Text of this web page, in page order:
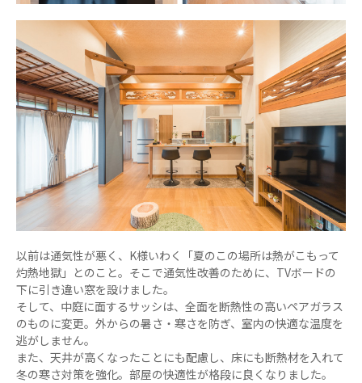
以前は通気性が悪く、K様いわく「夏のこの場所は熱がこもって
灼熱地獄」とのこと。そこで通気性改善のために、TVボードの
下に引き違い窓を設けました。
そして、中庭に面するサッシは、全面を断熱性の高いペアガラス
のものに変更。外からの暑さ・寒さを防ぎ、室内の快適な温度を
逃がしません。
また、天井が高くなったことにも配慮し、床にも断熱材を入れて
冬の寒さ対策を強化。部屋の快適性が格段に良くなりました。